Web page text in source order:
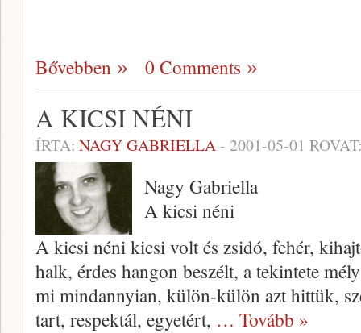
Bővebben 0 Comments
A KICSI NÉNI
ÍRTA: NAGY GABRIELLA- 2001-05-01
Nagy Gabriella
A kicsi néni
A kicsi néni kicsi volt és zsidó, fe­hér,
halk, érdes hangon beszélt, a tekintete
mi mindannyian, külön-külön azt hittük,
tart, respektál, egyetért, … Tovább »